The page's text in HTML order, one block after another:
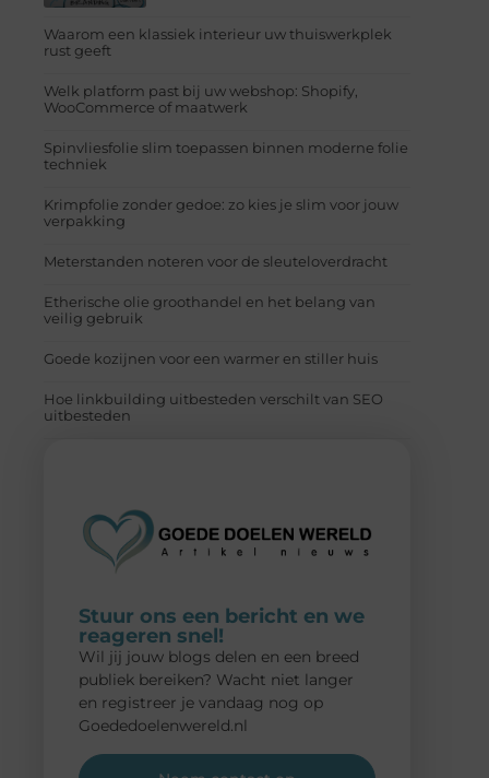
Waarom een klassiek interieur uw thuiswerkplek
rust geeft
Welk platform past bij uw webshop: Shopify,
WooCommerce of maatwerk
Spinvliesfolie slim toepassen binnen moderne folie
techniek
Krimpfolie zonder gedoe: zo kies je slim voor jouw
verpakking
Meterstanden noteren voor de sleuteloverdracht
Etherische olie groothandel en het belang van
veilig gebruik
Goede kozijnen voor een warmer en stiller huis
Hoe linkbuilding uitbesteden verschilt van SEO
uitbesteden
Stuur ons een bericht en we
reageren snel!
Wil jij jouw blogs delen en een breed
publiek bereiken? Wacht niet langer
en registreer je vandaag nog op
Goededoelenwereld.nl